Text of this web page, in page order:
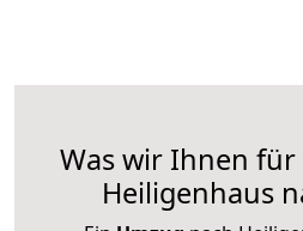
Was wir Ihnen
Heiligenhaus